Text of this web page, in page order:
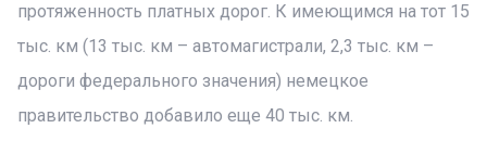
протяженность платных дорог. К имеющимся на тот 15
тыс. км (13 тыс. км – автомагистрали, 2,3 тыс. км –
дороги федерального значения) немецкое
правительство добавило еще 40 тыс. км.